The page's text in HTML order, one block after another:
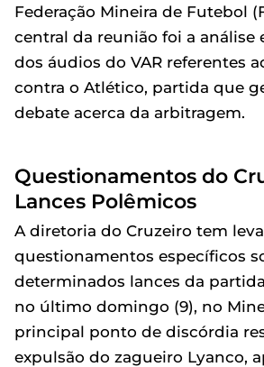
Federação Mineira de Futebol
central da reunião foi a análise
dos áudios do VAR referentes
contra o Atlético, partida que
debate acerca da arbitragem.
Questionamentos do
Lances Polêmicos
A diretoria do Cruzeiro tem
questionamentos específicos
determinados lances da
no último domingo (9), no
principal ponto de discórdia
expulsão do zagueiro Lyanco,